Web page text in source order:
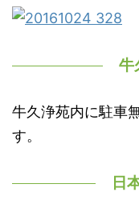
牛
牛久浄苑内に駐車
す。
日